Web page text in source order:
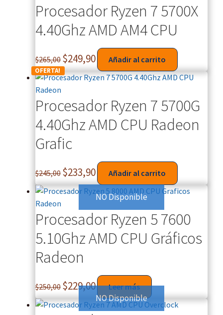
Procesador Ryzen 7 5700X
4.40Ghz AMD AM4 CPU
$265,00 $249,90 Añadir al carrito
OFERTA!
Procesador Ryzen 7 5700G
4.40Ghz AMD CPU Radeon
Grafic
$245,00 $233,90 Añadir al carrito
NO Disponible
Procesador Ryzen 5 7600
5.10Ghz AMD CPU Gráficos
Radeon
$250,00 $229,00 Leer más
NO Disponible